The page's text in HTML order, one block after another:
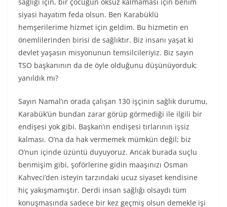
siyasi hayatım feda olsun. Ben Karabüklü
hemşerilerime hizmet için geldim. Bu hizmetin en
önemlilerinden birisi de sağlıktır. Biz insanı yaşat ki
devlet yaşasın misyonunun temsilcileriyiz. Biz sayın
TSO başkanının da de öyle olduğunu düşünüyorduk;
yanıldık mı?
Sayın Namal’ın orada çalışan 130 işçinin sağlık durumu,
Karabük’ün bundan zarar görüp görmediği ile ilgili bir
endişesi yok gibi. Başkan’ın endişesi tırlarının işsiz
kalması. O’na da hak vermemek mümkün değil; biz
O’nun içinde üzüntü duyuyoruz. Ancak burada suçlu
benmişim gibi, şoförlerine gidin maaşınızı Osman
Kahveci’den isteyin tarzındaki ucuz siyaset kendisine
hiç yakışmamıştır. Derdi insan sağlığı olsaydı tüm
konuşmasında sadece bir kez geçmiş olsun demekle işi